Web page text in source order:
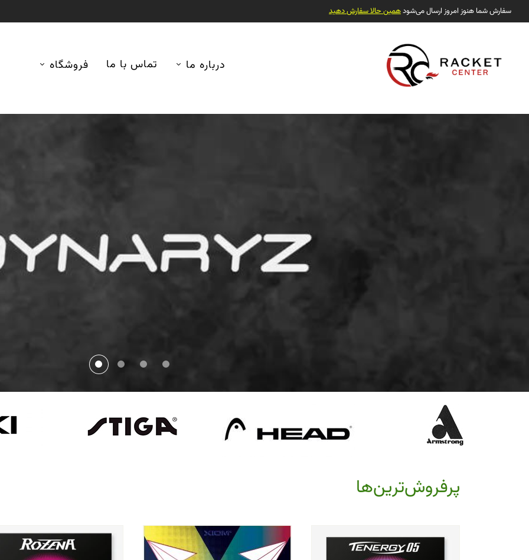
سفارش شما هنوز امروز ارسال می‌شودهمین حالا سفارش دهید
درباره ما تماس با ما فروشگاه
پرفروش‌ترین‌ها